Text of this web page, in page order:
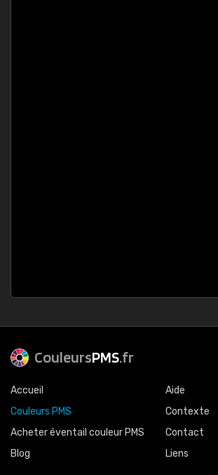
CouleursPMS.fr
Accueil
Couleurs PMS
Acheter éventail couleur PMS
Blog
Aide
Contexte
Contact
Liens